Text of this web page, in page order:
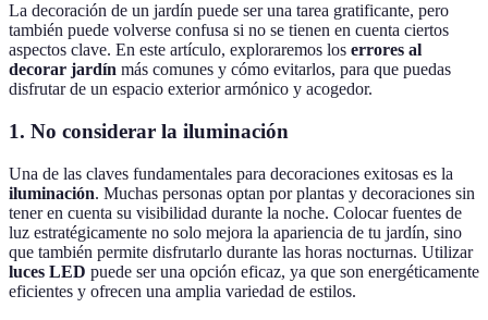
La decoración de un jardín puede ser una tarea gratificante, pero
también puede volverse confusa si no se tienen en cuenta ciertos
aspectos clave. En este artículo, exploraremos los errores al
decorar jardín más comunes y cómo evitarlos, para que puedas
disfrutar de un espacio exterior armónico y acogedor.
1. No considerar la iluminación
Una de las claves fundamentales para decoraciones exitosas es la
iluminación. Muchas personas optan por plantas y decoraciones sin
tener en cuenta su visibilidad durante la noche. Colocar fuentes de
luz estratégicamente no solo mejora la apariencia de tu jardín, sino
que también permite disfrutarlo durante las horas nocturnas. Utilizar
luces LED puede ser una opción eficaz, ya que son energéticamente
eficientes y ofrecen una amplia variedad de estilos.